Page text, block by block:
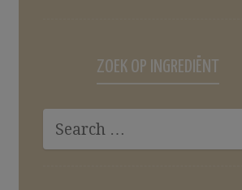
ZOEK OP INGREDIËNT